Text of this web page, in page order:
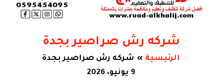
شركه رش صراصير بجدة
الرئيسية
شركه رش صراصير بجدة
9 يونيو، 2026